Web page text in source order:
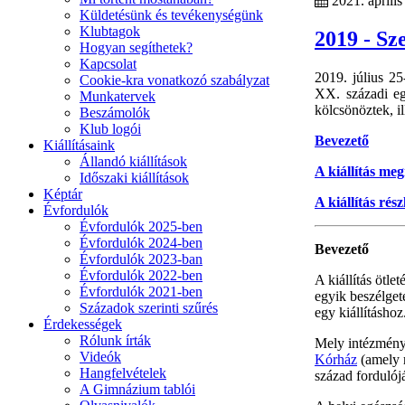
Küldetésünk és tevékenységünk
Klubtagok
Hogyan segíthetek?
Kapcsolat
Cookie-kra vonatkozó szabályzat
Munkatervek
Beszámolók
Klub logói
Kiállításaink
Állandó kiállítások
Időszaki kiállítások
Képtár
Évfordulók
Évfordulók 2025-ben
Évfordulók 2024-ben
Évfordulók 2023-ban
Évfordulók 2022-ben
Évfordulók 2021-ben
Századok szerinti szűrés
Érdekességek
Rólunk írták
Videók
Hangfelvételek
A Gimnázium tablói
2019 -
2019. július
XX. századi
kölcsönöztek,
Bevezető
A kiállítás
A kiállítás
Bevezető
A kiállítás
egyik
egy
Mely
Kórház (amely
század